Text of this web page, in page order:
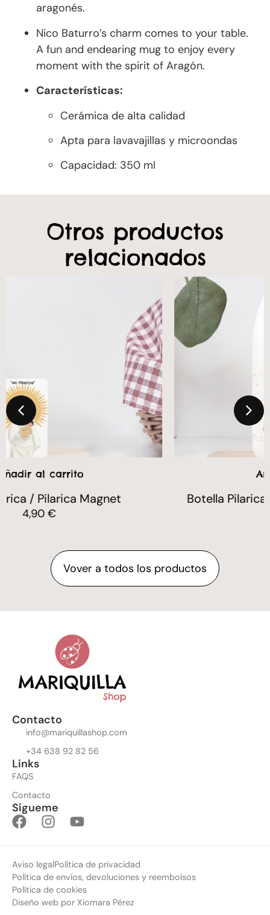
aragonés.
Nico Baturro’s charm comes to your table.
A fun and endearing mug to enjoy every
moment with the spirit of Aragón.
Características:
Cerámica de alta calidad
Apta para lavavajillas y microondas
Capacidad: 350 ml
Otros productos
relacionados
Botella Pilarica Mariquilla / Pilarica Bottle
Vover a todos los productos
Contacto
info@mariquillashop.com
+34 638 92 82 56
Links
FAQS
Contacto
Sígueme
Aviso legalPolítica de privacidad
Política de envíos, devoluciones y reembolsos
Política de cookies
Diseño web por Xiomara Pérez